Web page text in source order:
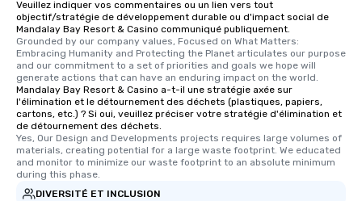
Veuillez indiquer vos commentaires ou un lien vers tout
objectif/stratégie de développement durable ou d'impact social de
Mandalay Bay Resort & Casino communiqué publiquement.
Grounded by our company values, Focused on What Matters:
Embracing Humanity and Protecting the Planet articulates our purpose
and our commitment to a set of priorities and goals we hope will
generate actions that can have an enduring impact on the world.
Mandalay Bay Resort & Casino a-t-il une stratégie axée sur
l'élimination et le détournement des déchets (plastiques, papiers,
cartons, etc.) ? Si oui, veuillez préciser votre stratégie d'élimination et
de détournement des déchets.
Yes, Our Design and Developments projects requires large volumes of
materials, creating potential for a large waste footprint. We educated
and monitor to minimize our waste footprint to an absolute minimum
during this phase.
DIVERSITÉ ET INCLUSION